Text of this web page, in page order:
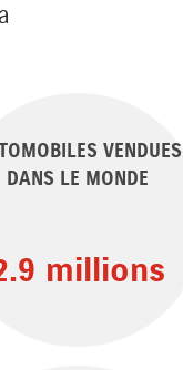
VENDUES
DANS LE MONDE
millions